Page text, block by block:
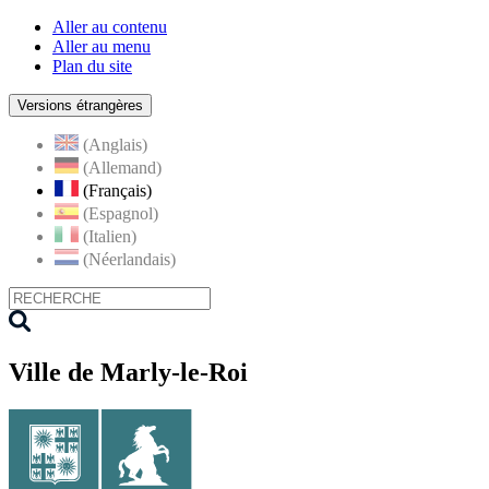
Aller au contenu
Aller au menu
Plan du site
Versions étrangères
(Anglais)
(Allemand)
(Français)
(Espagnol)
(Italien)
(Néerlandais)
Ville de Marly-le-Roi